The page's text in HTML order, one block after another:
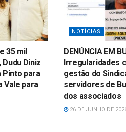
35 mil
Diniz
Pinto para
Vale para
NOTÍCIAS
DENÚNCIA EM
Irregularidades
gestão do
servidores de
dos associados
26 DE JUNHO DE